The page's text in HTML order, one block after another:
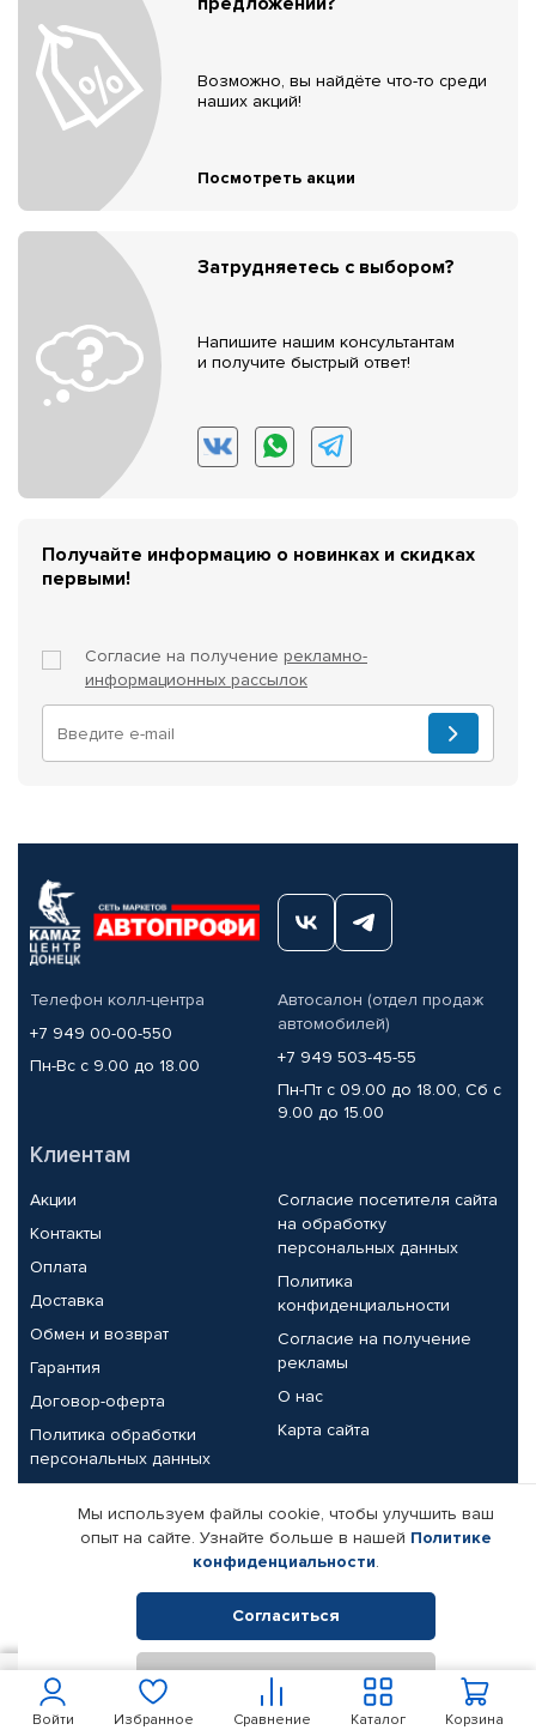
Войти Избранное Сравнение Корзина
Каталог
Возможно, вы найдёте что-то среди
наших акций!
Посмотреть акции
Затрудняетесь с выбором?
Напишите нашим консультантам
и получите быстрый ответ!
Получайте информацию о новинках и скидках
первыми!
Согласие на получение рекламно-
информационных рассылок
Телефон колл-центра
+7 949 00-00-550
Пн-Вс с 9.00 до 18.00
Автосалон (отдел продаж
автомобилей)
+7 949 503-45-55
Пн-Пт с 09.00 до 18.00, Сб с
9.00 до 15.00
Клиентам
Акции
Контакты
Оплата
Доставка
Обмен и возврат
Гарантия
Договор-оферта
Политика обработки
персональных данных
Согласие посетителя сайта
на обработку
персональных данных
Политика
конфиденциальности
Согласие на получение
рекламы
О нас
Карта сайта
Партнерам
Корпоративным клиентам
Поставщикам
Реквизиты компании
© КАМАЗ ЦЕНТР ДОНЕЦК, 2015-2026. Все права защищены.
Интернет-магазин автомобильных товаров Автопрофи.
Мы используем файлы cookie, чтобы улучшить ваш
опыт на сайте. Узнайте больше в нашей Политике
конфиденциальности.
Согласиться
Отклонить
2 108 В корзину